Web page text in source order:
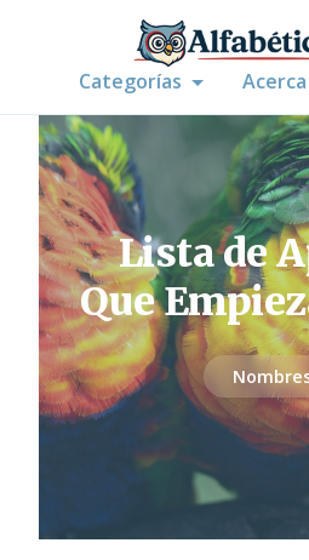
Categorías
Lista de
Que